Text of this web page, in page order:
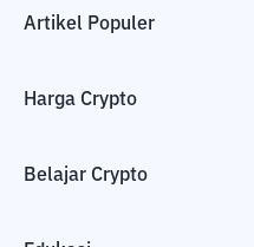
Artikel Populer
Harga Crypto
Belajar Crypto